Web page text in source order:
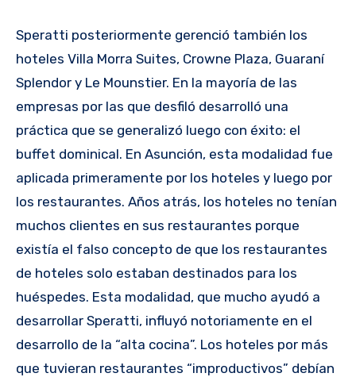
Speratti posteriormente gerenció también los
hoteles Villa Morra Suites, Crowne Plaza, Guaraní
Splendor y Le Mounstier. En la mayoría de las
empresas por las que desfiló desarrolló una
práctica que se generalizó luego con éxito: el
buffet dominical. En Asunción, esta modalidad fue
aplicada primeramente por los hoteles y luego por
los restaurantes. Años atrás, los hoteles no tenían
muchos clientes en sus restaurantes porque
existía el falso concepto de que los restaurantes
de hoteles solo estaban destinados para los
huéspedes. Esta modalidad, que mucho ayudó a
desarrollar Speratti, influyó notoriamente en el
desarrollo de la “alta cocina”. Los hoteles por más
que tuvieran restaurantes “improductivos” debían